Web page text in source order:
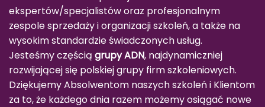
ekspertów/specjalistów oraz profesjonalnym
zespole sprzedaży i organizacji szkoleń, a także na
wysokim standardzie świadczonych usług.
Jesteśmy częścią grupy ADN, najdynamiczniej
rozwijającej się polskiej grupy firm szkoleniowych.
Dziękujemy Absolwentom naszych szkoleń i Klientom
za to, że każdego dnia razem możemy osiągać nowe